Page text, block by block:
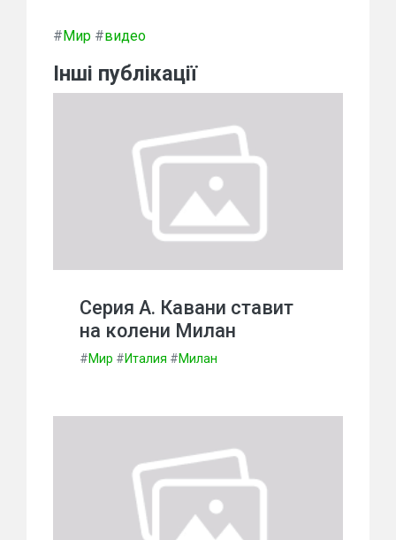
#Мир #видео
Інші публікації
Серия А. Кавани ставит
на колени Милан
#Мир #Италия #Милан